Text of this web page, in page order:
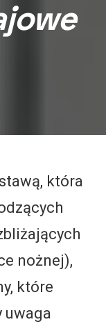
która
nożnej),
które
uwaga